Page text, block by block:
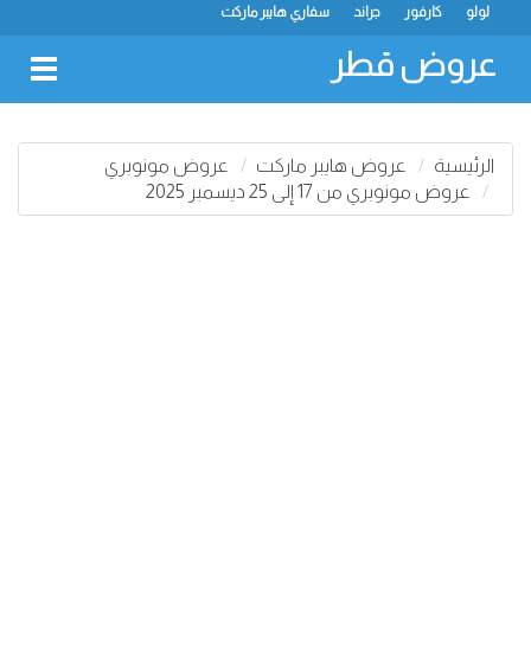
سفاري هايبر ماركت جراند كارفور لولو
عروض قطر
الرئيسية عروض هايبر ماركت
عروض مونوبري
عروض مونوبري من 17 إلى 25 ديسمبر 2025